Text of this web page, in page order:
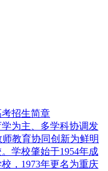
招生简章
为主、多学科协调发
教育协同创新为鲜明
学校肇始于1954年成
，1973年更名为重庆